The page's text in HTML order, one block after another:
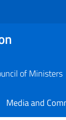
of Ministers
Media and